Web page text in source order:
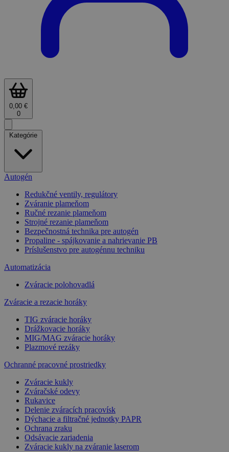
0,00 €
0
Kategórie
Autogén
Redukčné ventily, regulátory
Zváranie plameňom
Ručné rezanie plameňom
Strojné rezanie plameňom
Bezpečnostná technika pre autogén
Propaline - spájkovanie a nahrievanie PB
Príslušenstvo pre autogénnu techniku
Automatizácia
Zváracie polohovadlá
Zváracie a rezacie horáky
TIG zváracie horáky
Drážkovacie horáky
MIG/MAG zváracie horáky
Plazmové rezáky
Ochranné pracovné prostriedky
Zváracie kukly
Zváračské odevy
Rukavice
Delenie zváracích pracovísk
Dýchacie a filtračné jednotky PAPR
Ochrana zraku
Odsávacie zariadenia
Zváracie kukly na zváranie laserom